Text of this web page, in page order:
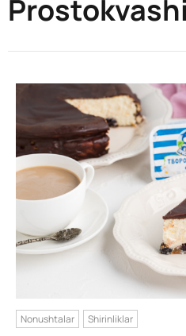
Nonushtalar Shirinliklar